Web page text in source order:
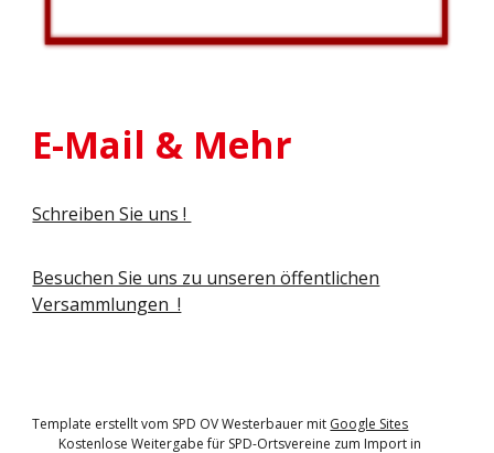
E-Mail & Mehr
Schreiben Sie uns !
Besuchen Sie uns zu unseren öffentlichen
Versammlungen !
Template erstellt vom SPD OV Westerbauer mit Google Sites
Kostenlose Weitergabe für SPD-Ortsvereine zum Import in